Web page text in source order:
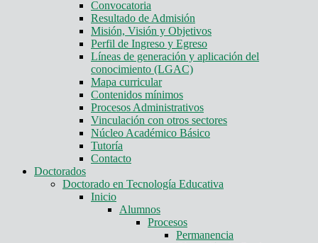
Convocatoria
Resultado de Admisión
Misión, Visión y Objetivos
Perfil de Ingreso y Egreso
Líneas de generación y aplicación del
conocimiento (LGAC)
Mapa curricular
Contenidos mínimos
Procesos Administrativos
Vinculación con otros sectores
Núcleo Académico Básico
Tutoría
Contacto
Doctorados
Doctorado en Tecnología Educativa
Inicio
Alumnos
Procesos
Permanencia